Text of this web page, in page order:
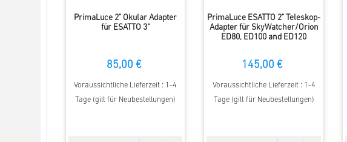
PrimaLuce 2" Okular Adapter
für ESATTO 3"
85,00 €
Voraussichtliche Lieferzeit : 1-4
Tage (gilt für Neubestellungen)
PrimaLuce ESATTO 2" Teleskop-
Adapter für SkyWatcher/Orion
ED80, ED100 and ED120
145,00 €
Voraussichtliche Lieferzeit : 1-4
Tage (gilt für Neubestellungen)